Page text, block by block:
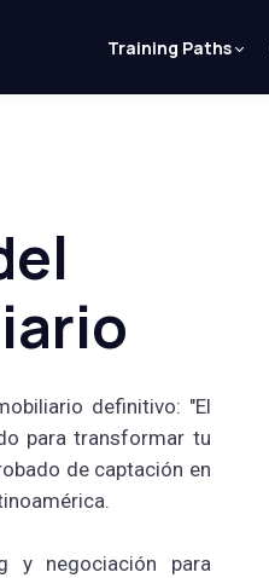
Training Paths
definitivo: "El
para transformar tu
de captación en
y negociación para